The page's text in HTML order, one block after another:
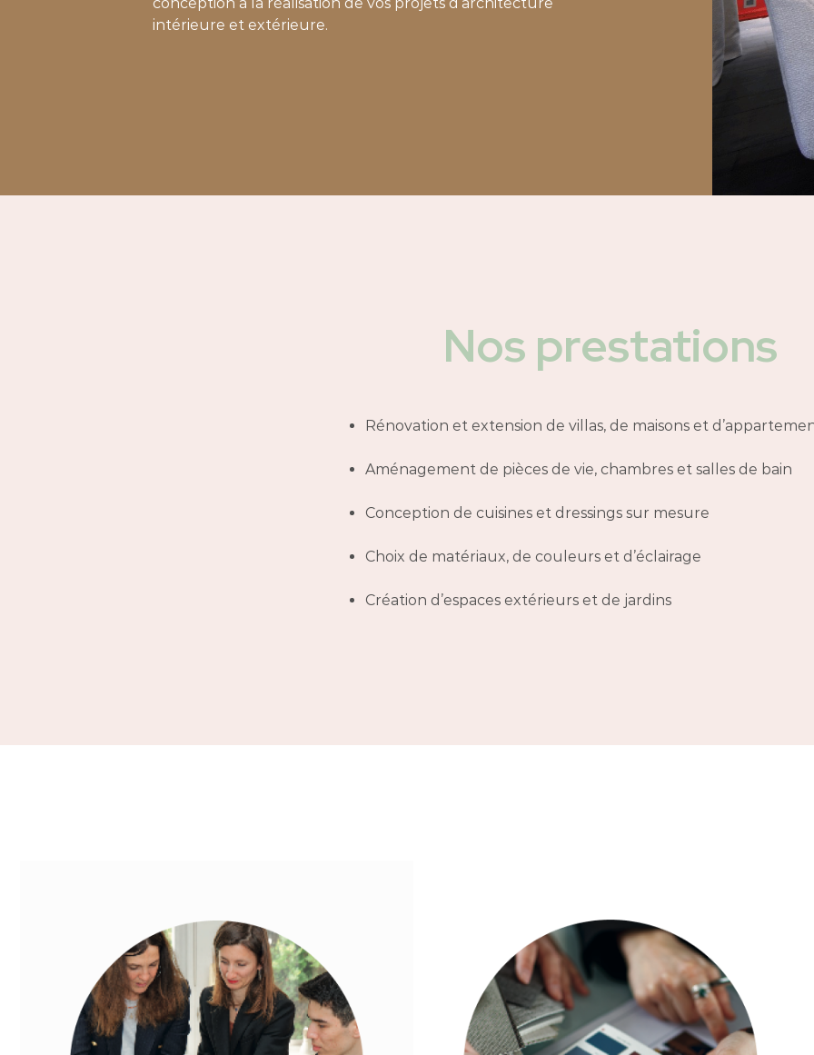
intérieure et extérieure.
Nos prestations
Rénovation et extension de villas, de maisons et
Aménagement de pièces de vie, chambres et salles de bain
Conception de cuisines et dressings sur mesure
Choix de matériaux, de couleurs et d’éclairage
Création d’espaces extérieurs et de jardins